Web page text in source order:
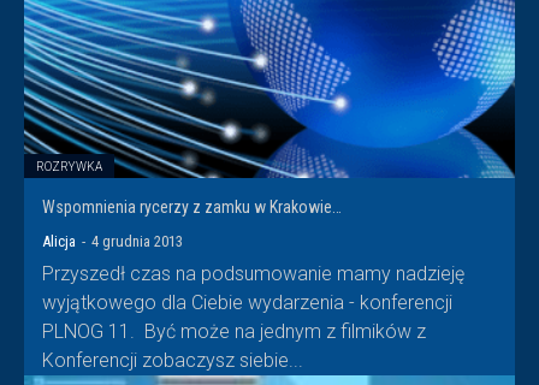
ROZRYWKA
Wspomnienia rycerzy z zamku w Krakowie…
Alicja - 4 grudnia 2013
Przyszedł czas na podsumowanie mamy nadzieję
wyjątkowego dla Ciebie wydarzenia - konferencji
PLNOG 11. Być może na jednym z filmików z
Konferencji zobaczysz siebie...